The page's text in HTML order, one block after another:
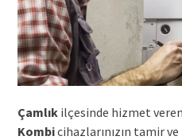
Çamlıkilçesinde hizmet
Kombicihazlarınızın tamir